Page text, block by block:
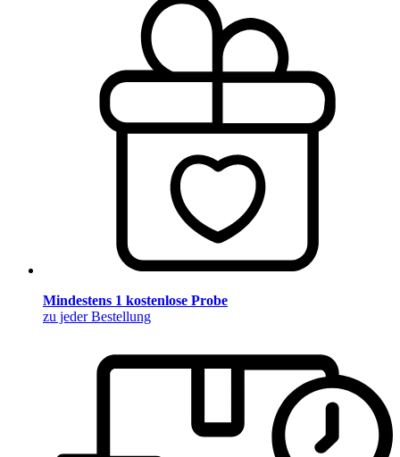
Mindestens 1 kostenlose Probe
zu jeder Bestellung